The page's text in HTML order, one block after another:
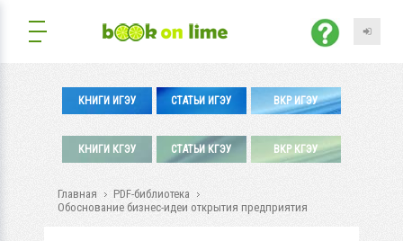
КНИГИ ИГЭУ СТАТЬИ ИГЭУ ВКР ИГЭУ
КНИГИ КГЭУ СТАТЬИ КГЭУ ВКР КГЭУ
Главная
PDF-библиотека
Обоснование бизнес-идеи открытия предприятия